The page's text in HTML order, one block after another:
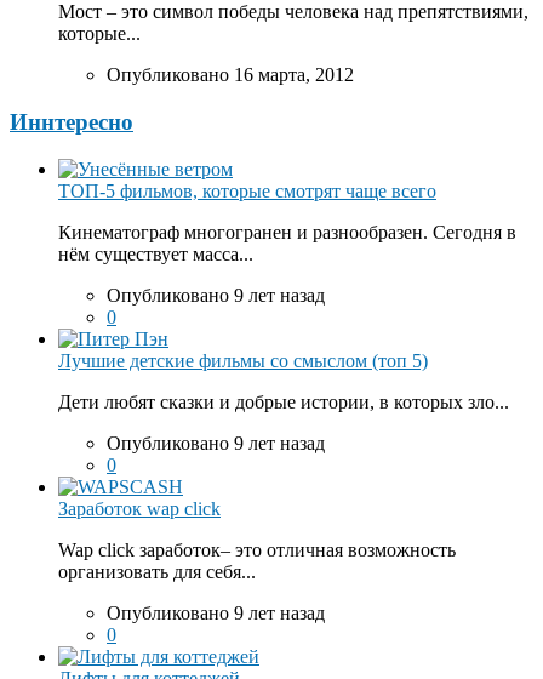
Мост – это символ победы человека над препятствиями,
которые...
Опубликовано 16 марта, 2012
Иннтересно
ТОП-5 фильмов, которые смотрят чаще всего
Кинематограф многогранен и разнообразен. Сегодня в
нём существует масса...
Опубликовано 9 лет назад
0
Лучшие детские фильмы со смыслом (топ 5)
Дети любят сказки и добрые истории, в которых зло...
Опубликовано 9 лет назад
0
Заработок wap click
Wap click заработок– это отличная возможность
организовать для себя...
Опубликовано 9 лет назад
0